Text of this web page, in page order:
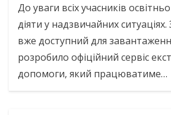
До уваги всіх учасників
діяти у надзвичайних ситуаціях.
вже доступний для
розробило офіційний сервіс
допомоги, який працюватиме…